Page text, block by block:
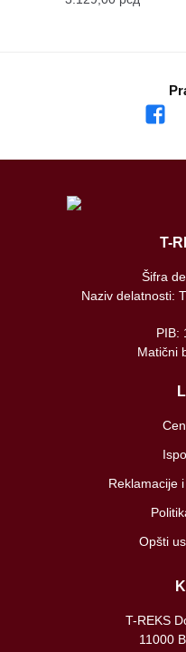
facebook
T-
Šifra
Naziv delatnosti:
PIB:
Matični
Reklamacije
Opšti
T-REKS
11000